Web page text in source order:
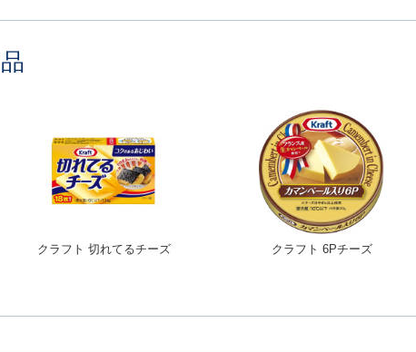
クラフト 切れてるチーズ クラフト 6Pチーズ